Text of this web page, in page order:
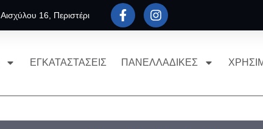
Αισχύλου 16, Περιστέρι
ΕΓΚΑΤΑΣΤΑΣΕΙΣ ΠΑΝΕΛΛΑΔΙΚΕΣ